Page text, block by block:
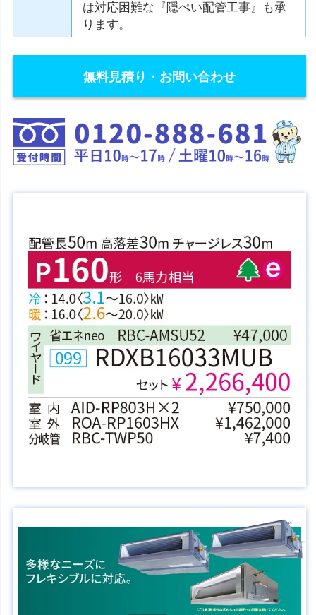
は対応困難な『隠ぺい配管工事』も承
ります。
無料見積り・お問い合わせ